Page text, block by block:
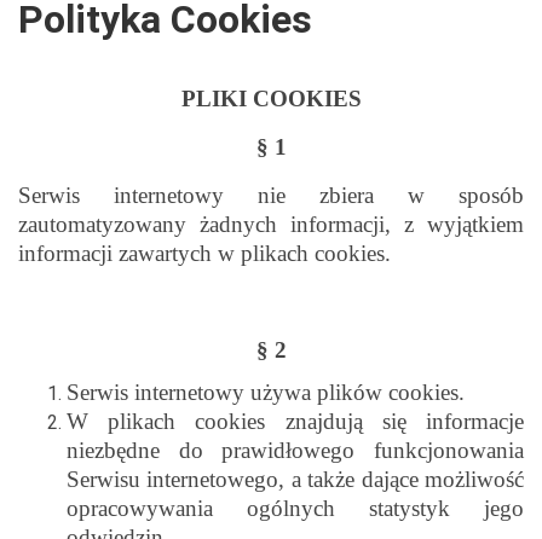
Polityka Cookies
PLIKI COOKIES
§ 1
Serwis internetowy nie zbiera w sposób
zautomatyzowany żadnych informacji, z wyjątkiem
informacji zawartych w plikach cookies.
§ 2
Serwis internetowy używa plików cookies.
W plikach cookies znajdują się informacje
niezbędne do prawidłowego funkcjonowania
Serwisu internetowego, a także dające możliwość
opracowywania ogólnych statystyk jego